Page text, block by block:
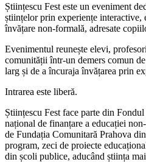
Științescu Fest este un eveniment
științelor prin experiențe interactive,
învățare non-formală, adresate
Evenimentul reunește elevi,
comunității într-un demers comun
larg și de a încuraja învățarea prin
Intrarea este liberă.
Științescu Fest face parte din
național de finanțare a educației
de Fundația Comunitară Prahova
program, zeci de proiecte
din școli publice, aducând știința